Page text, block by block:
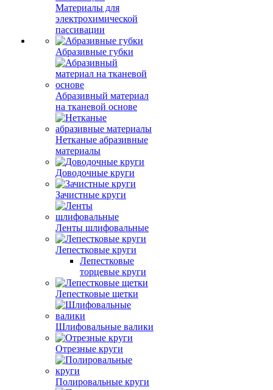
Материалы для
электрохимической
пассивации
Абразивные губки
Абразивный материал
на тканевой основе
Нетканые абразивные
материалы
Доводочные круги
Зачистные круги
Ленты шлифовальные
Лепестковые круги
Лепестковые
торцевые круги
Лепестковые щетки
Шлифовальные валики
Отрезные круги
Полировальные круги